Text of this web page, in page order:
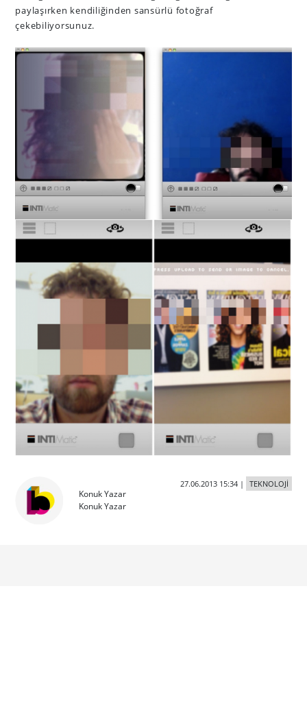
paylaşırken kendiliğinden sansürlü fotoğraf
çekebiliyorsunuz.
Konuk Yazar
Konuk Yazar
27.06.2013 15:34| TEKNOLOJİ